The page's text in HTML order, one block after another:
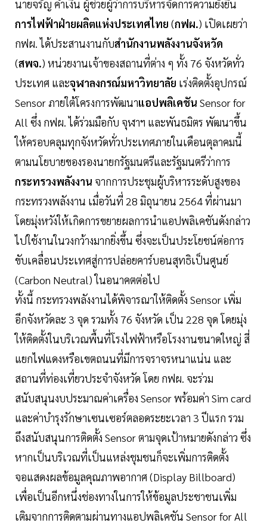
นายจรัญ คำเงิน ผู้ช่วยผู้ว่าการบริหารจัดการความยั่งยืน
การไฟฟ้าฝ่ายผลิตแห่งประเทศไทย (กฟผ.) เปิดเผยว่า
กฟผ. ได้ประสานงานกับสำนักงานพลังงานจังหวัด
(สพจ.) หน่วยงานเจ้าของสถานที่ต่าง ๆ ทั้ง 76 จังหวัดทั่ว
ประเทศ และจุฬาลงกรณ์มหาวิทยาลัย เร่งติดตั้งอุปกรณ์
Sensor ภายใต้โครงการพัฒนาแอปพลิเคชัน Sensor for
All ซึ่ง กฟผ. ได้ร่วมมือกับ จุฬาฯ และพันธมิตร พัฒนาขึ้น
ให้ครอบคลุมทุกจังหวัดทั่วประเทศภายในเดือนตุลาคมนี้
ตามนโยบายของรองนายกรัฐมนตรีและรัฐมนตรีว่าการ
กระทรวงพลังงาน จากการประชุมผู้บริหารระดับสูงของ
กระทรวงพลังงาน เมื่อวันที่ 28 มิถุนายน 2564 ที่ผ่านมา
โดยมุ่งหวังให้เกิดการขยายผลการนำแอปพลิเคชันดังกล่าว
ไปใช้งานในวงกว้างมากยิ่งขึ้น ซึ่งจะเป็นประโยชน์ต่อการ
ขับเคลื่อนประเทศสู่การปล่อยคาร์บอนสุทธิเป็นศูนย์
(Carbon Neutral) ในอนาคตต่อไป
ทั้งนี้ กระทรวงพลังงานได้พิจารณาให้ติดตั้ง Sensor เพิ่ม
อีกจังหวัดละ 3 จุด รวมทั้ง 76 จังหวัด เป็น 228 จุด โดยมุ่ง
ให้ติดตั้งในบริเวณพื้นที่โรงไฟฟ้าหรือโรงงานขนาดใหญ่ สี่
แยกไฟแดงหรือเขตถนนที่มีการจราจรหนาแน่น และ
สถานที่ท่องเที่ยวประจำจังหวัด โดย กฟผ. จะร่วม
สนับสนุนงบประมาณค่าเครื่อง Sensor พร้อมค่า Sim card
และค่าบำรุงรักษาเซนเซอร์ตลอดระยะเวลา 3 ปีแรก รวม
ถึงสนับสนุนการติดตั้ง Sensor ตามจุดเป้าหมายดังกล่าว ซึ่ง
หากเป็นบริเวณที่เป็นแหล่งชุมชนก็จะเพิ่มการติดตั้ง
จอแสดงผลข้อมูลคุณภาพอากาศ (Display Billboard)
เพื่อเป็นอีกหนึ่งช่องทางในการให้ข้อมูลประชาชนเพิ่ม
เติมจากการติดตามผ่านทางแอปพลิเคชัน Sensor for All